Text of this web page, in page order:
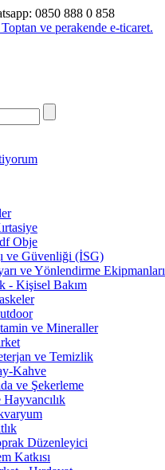
0850 888 0 858
Obje
ve Güvenliği (İSG)
ve Yönlendirme Ekipmanları
- Kişisel Bakım
ve Mineraller
ve Temizlik
Kahve
ve Şekerleme
Hayvancılık
Düzenleyici
Katkısı